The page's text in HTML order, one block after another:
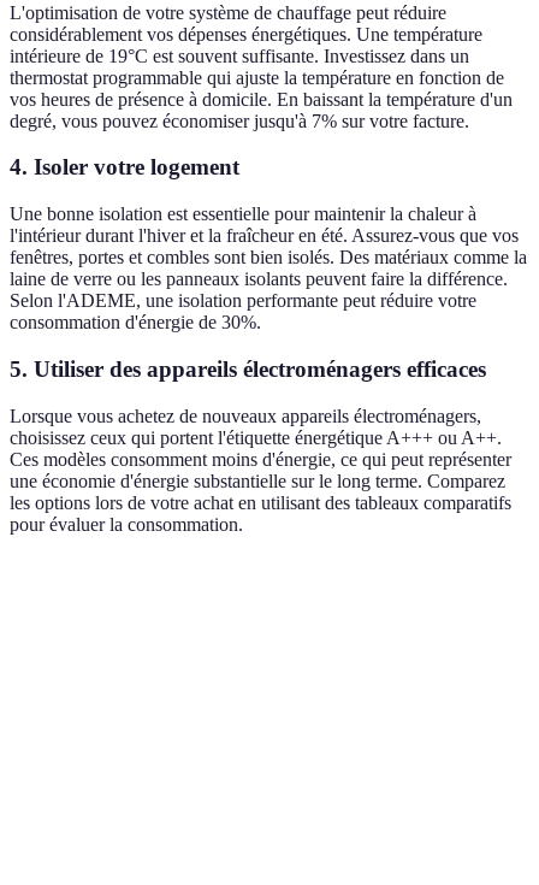
L'optimisation de votre système de chauffage peut réduire
considérablement vos dépenses énergétiques. Une température
intérieure de 19°C est souvent suffisante. Investissez dans un
thermostat programmable qui ajuste la température en fonction de
vos heures de présence à domicile. En baissant la température d'un
degré, vous pouvez économiser jusqu'à 7% sur votre facture.
4. Isoler votre logement
Une bonne isolation est essentielle pour maintenir la chaleur à
l'intérieur durant l'hiver et la fraîcheur en été. Assurez-vous que vos
fenêtres, portes et combles sont bien isolés. Des matériaux comme la
laine de verre ou les panneaux isolants peuvent faire la différence.
Selon l'ADEME, une isolation performante peut réduire votre
consommation d'énergie de 30%.
5. Utiliser des appareils électroménagers efficaces
Lorsque vous achetez de nouveaux appareils électroménagers,
choisissez ceux qui portent l'étiquette énergétique A+++ ou A++.
Ces modèles consomment moins d'énergie, ce qui peut représenter
une économie d'énergie substantielle sur le long terme. Comparez
les options lors de votre achat en utilisant des tableaux comparatifs
pour évaluer la consommation.